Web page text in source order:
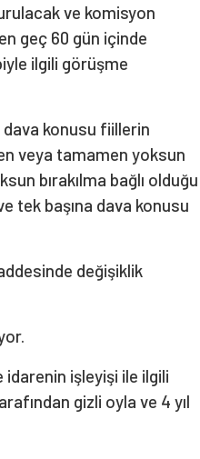
ve komisyon
geç 60 gün içinde
ilgili görüşme
konusu fiillerin
veya tamamen yoksun
bırakılma bağlı olduğu
tek başına dava konusu
değişiklik
idarenin işleyişi ile ilgili
gizli oyla ve 4 yıl